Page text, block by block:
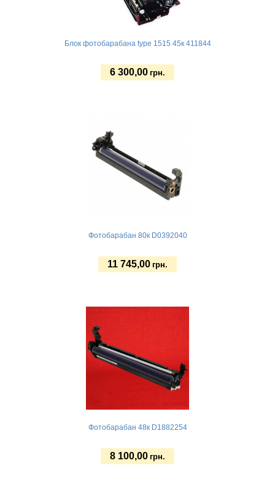
Блок фотобарабана type 1515 45к 411844
6 300,00 грн.
Фотобарабан 80к D0392040
11 745,00 грн.
Фотобарабан 48к D1882254
8 100,00 грн.